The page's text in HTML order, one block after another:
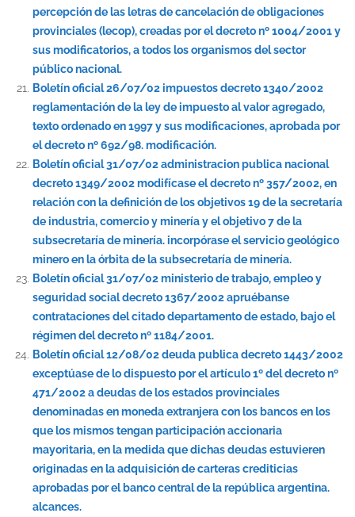
percepción de las letras de cancelación de obligaciones
provinciales (lecop), creadas por el decreto nº 1004/2001 y
sus modificatorios, a todos los organismos del sector
público nacional.
Boletín oficial 26/07/02 impuestos decreto 1340/2002
reglamentación de la ley de impuesto al valor agregado,
texto ordenado en 1997 y sus modificaciones, aprobada por
el decreto nº 692/98. modificación.
Boletín oficial 31/07/02 administracion publica nacional
decreto 1349/2002 modifícase el decreto nº 357/2002, en
relación con la definición de los objetivos 19 de la secretaría
de industria, comercio y minería y el objetivo 7 de la
subsecretaría de minería. incorpórase el servicio geológico
minero en la órbita de la subsecretaría de minería.
Boletín oficial 31/07/02 ministerio de trabajo, empleo y
seguridad social decreto 1367/2002 apruébanse
contrataciones del citado departamento de estado, bajo el
régimen del decreto nº 1184/2001.
Boletín oficial 12/08/02 deuda publica decreto 1443/2002
exceptúase de lo dispuesto por el artículo 1º del decreto nº
471/2002 a deudas de los estados provinciales
denominadas en moneda extranjera con los bancos en los
que los mismos tengan participación accionaria
mayoritaria, en la medida que dichas deudas estuvieren
originadas en la adquisición de carteras crediticias
aprobadas por el banco central de la república argentina.
alcances.